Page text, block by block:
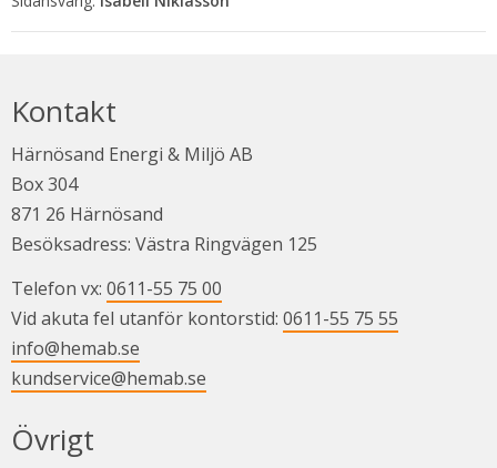
Kontakt
Härnösand Energi & Miljö AB
Box 304
871 26 Härnösand
Besöksadress: Västra Ringvägen 125
Telefon vx: 0611-55 75 00
Vid akuta fel utanför kontorstid: 0611-55 75 55
info@hemab.se
kundservice@hemab.se
Övrigt